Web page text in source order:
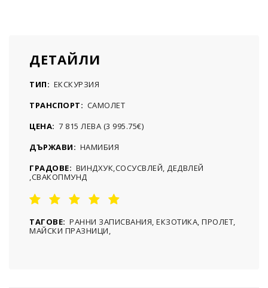
ДЕТАЙЛИ
ТИП: ЕКСКУРЗИЯ
ТРАНСПОРТ: САМОЛЕТ
ЦЕНА: 7 815 ЛЕВА (3 995.75€)
ДЪРЖАВИ: НАМИБИЯ
ГРАДОВЕ: ВИНДХУК,СОСУСВЛЕЙ, ДЕДВЛЕЙ
,СВАКОПМУНД
ТАГОВЕ: РАННИ ЗАПИСВАНИЯ, ЕКЗОТИКА, ПРОЛЕТ,
МАЙСКИ ПРАЗНИЦИ,